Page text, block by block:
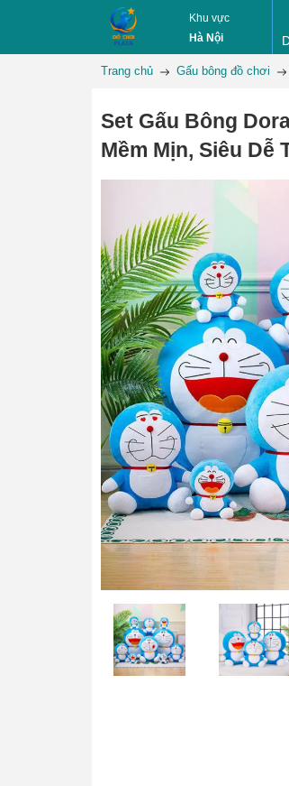
Khu vực
Hà Nội
Trang chủ Gấu bông đồ chơi
Set Gấu Bông
Mềm Mịn, Siêu Dễ